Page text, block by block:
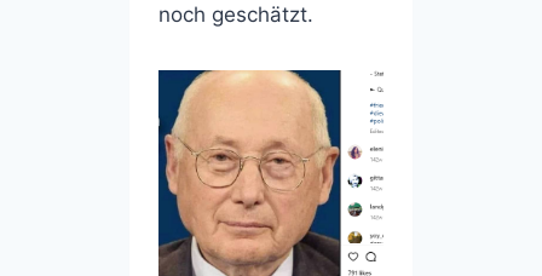
noch geschätzt.